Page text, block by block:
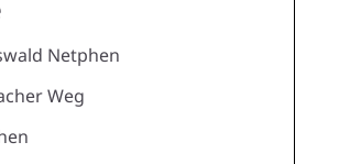
Netphen
Weg